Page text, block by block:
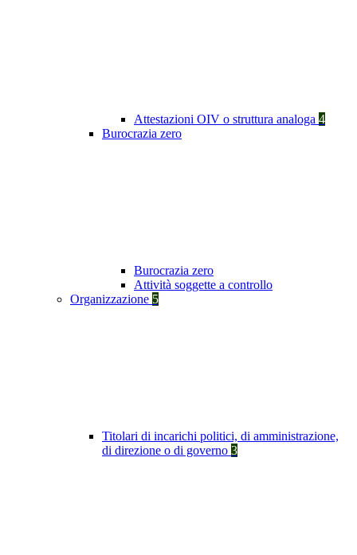
Attestazioni OIV o struttura analoga 4
Burocrazia zero
Burocrazia zero
Attività soggette a controllo
Organizzazione 5
Titolari di incarichi politici, di amministrazione,
di direzione o di governo 3